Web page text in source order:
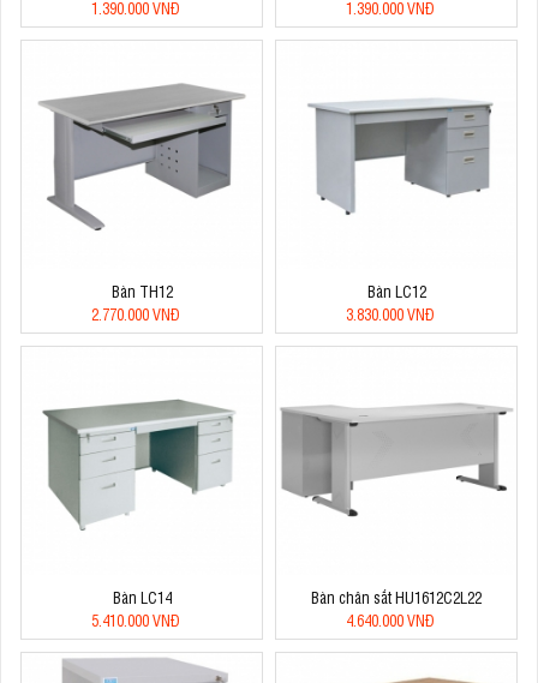
1.390.000 VNĐ
1.390.000 VNĐ
Bàn TH12
2.770.000 VNĐ
Bàn LC12
3.830.000 VNĐ
Bàn LC14
5.410.000 VNĐ
Bàn chân sắt HU1612C2L22
4.640.000 VNĐ